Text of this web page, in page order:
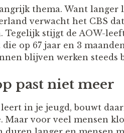
thema. Want langer
verwacht het CBS
Tegelijk stijgt de AOW-
die op 67 jaar en 3
blijven werken steeds
past niet meer
in je jeugd, bouwt
Maar voor veel mensen